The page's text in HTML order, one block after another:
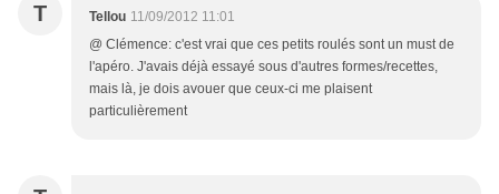
T Tellou 11/09/2012 11:01
@ Clémence: c'est vrai que ces petits roulés sont un must de
l'apéro. J'avais déjà essayé sous d'autres formes/recettes,
mais là, je dois avouer que ceux-ci me plaisent
particulièrement